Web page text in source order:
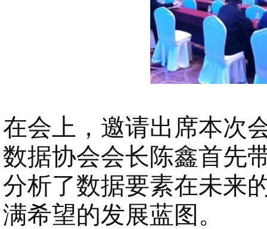
在会上，邀请出席本次
数据协会会长陈鑫首先
分析了数据要素在未来
满希望的发展蓝图。